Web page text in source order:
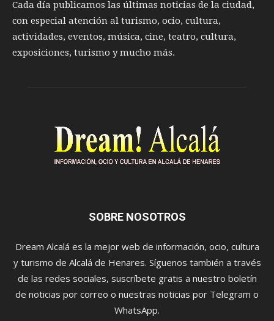
Cada día publicamos las últimas noticias de la ciudad,
con especial atención al turismo, ocio, cultura,
actividades, eventos, música, cine, teatro, cultura,
exposiciones, turismo y mucho más.
SOBRE NOSOTROS
Dream Alcalá es la mejor web de información, ocio, cultura
y turismo de Alcalá de Henares. Síguenos también a través
de las redes sociales, suscríbete gratis a nuestro boletín
de noticias por correo o nuestras noticias por Telegram o
WhatsApp.